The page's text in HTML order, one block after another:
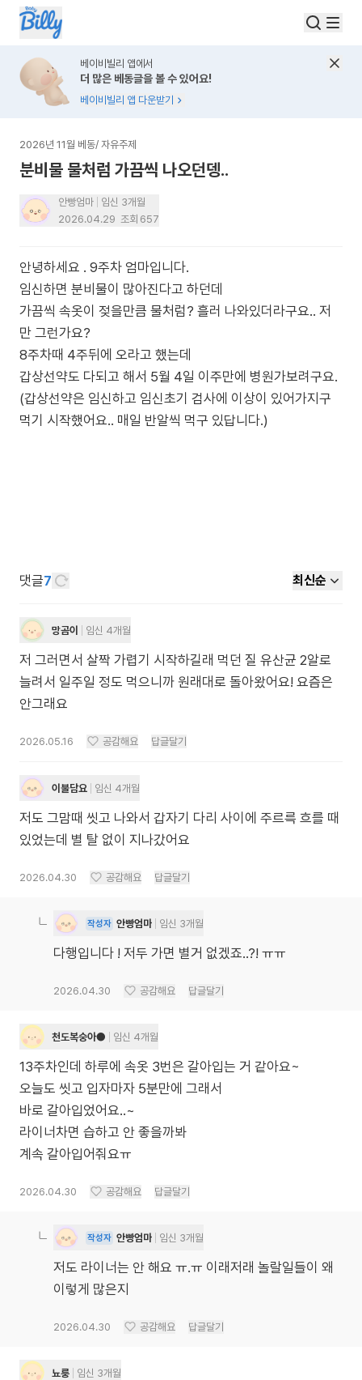
베이비빌리 앱에서
더 많은 베동글을 볼 수 있어요!
베이비빌리 앱 다운받기
2026년 11월 베동/ 자유주제
분비물 물처럼 가끔씩 나오던뎅..
안빵엄마
임신 3개월
2026.04.29 조회 657
안녕하세요 . 9주차 엄마입니다.
임신하면 분비물이 많아진다고 하던데
가끔씩 속옷이 젖을만큼 물처럼? 흘러 나와있더라구요.. 저
만 그런가요?
8주차때 4주뒤에 오라고 했는데
갑상선약도 다되고 해서 5월 4일 이주만에 병원가보려구요.
(갑상선약은 임신하고 임신초기 검사에 이상이 있어가지구
먹기 시작했어요.. 매일 반알씩 먹구 있답니다.)
댓글7 최신순
망곰이 임신 4개월
저 그러면서 살짝 가렵기 시작하길래 먹던 질 유산균 2알로
늘려서 일주일 정도 먹으니까 원래대로 돌아왔어요! 요즘은
안그래요
2026.05.16 공감해요 답글달기
이불담요 임신 4개월
저도 그맘때 씻고 나와서 갑자기 다리 사이에 주르륵 흐를 때
있었는데 별 탈 없이 지나갔어요
2026.04.30 공감해요 답글달기
작성자 안빵엄마 임신 3개월
다행입니다 ! 저두 가면 별거 없겠죠..?! ㅠㅠ
2026.04.30 공감해요 답글달기
천도복숭아● 임신 4개월
13주차인데 하루에 속옷 3번은 갈아입는 거 같아요~
오늘도 씻고 입자마자 5분만에 그래서
바로 갈아입었어요..~
라이너차면 습하고 안 좋을까봐
계속 갈아입어줘요ㅠ
2026.04.30 공감해요 답글달기
작성자 안빵엄마 임신 3개월
저도 라이너는 안 해요 ㅠ.ㅠ 이래저래 놀랄일들이 왜
이렇게 많은지
2026.04.30 공감해요 답글달기
뇨룽 임신 3개월